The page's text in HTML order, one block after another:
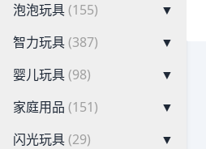
泡泡玩具(155)
▼
智力玩具(387)
▼
婴儿玩具(98)
▼
家庭用品 (151)
▼
闪光玩具(29)
▼